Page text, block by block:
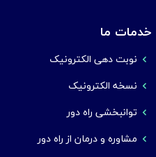
خدمات ما
نوبت دهی الکترونیک
نسخه الکترونیک
توانبخشی راه دور
مشاوره و درمان از راه دور